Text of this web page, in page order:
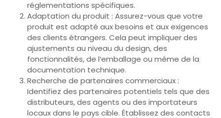
réglementations spécifiques.
Adaptation du produit : Assurez-vous que votre
produit est adapté aux besoins et aux exigences
des clients étrangers. Cela peut impliquer des
ajustements au niveau du design, des
fonctionnalités, de l’emballage ou même de la
documentation technique.
Recherche de partenaires commerciaux :
Identifiez des partenaires potentiels tels que des
distributeurs, des agents ou des importateurs
locaux dans le pays cible. Établissez des contacts